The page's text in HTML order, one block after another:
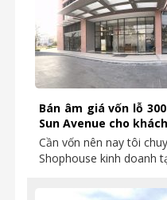
Bán âm giá vốn lỗ
Sun Avenue cho
Cần vốn nên nay tôi
Shophouse kinh doanh